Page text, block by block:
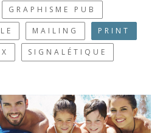
GRAPHISME PUB
MAILING PRINT
SIGNALÉTIQUE